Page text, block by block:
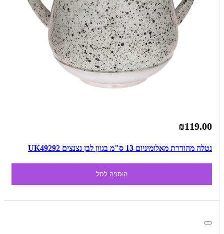
₪119.00
נטלה מהודרת מאלומיניום 13 ס"מ בגוון לבן נצנצים UK49292
הוספה לסל